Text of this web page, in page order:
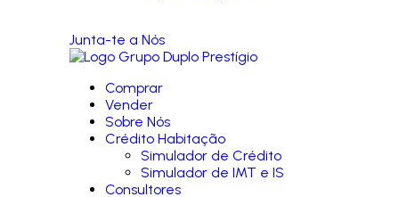
Junta-te a Nós
Comprar
Vender
Sobre Nós
Crédito Habitação
Simulador de Crédito
Simulador de IMT e IS
Consultores